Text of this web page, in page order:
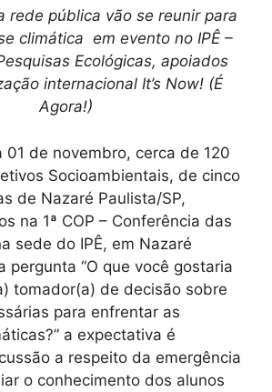
rede pública vão se reunir para
climática em evento no IPÊ –
Ecológicas, apoiados
internacional It’s Now! (É
Agora!)
01 de novembro, cerca de 120
Socioambientais, de cinco
de Nazaré Paulista/SP,
na 1ª COP – Conferência das
sede do IPÊ, em Nazaré
pergunta “O que você gostaria
tomador(a) de decisão sobre
para enfrentar as
a expectativa é
a respeito da emergência
o conhecimento dos alunos